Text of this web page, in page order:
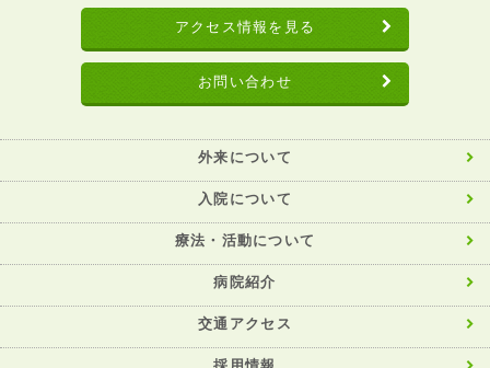
アクセス情報を見る
お問い合わせ
外来について
入院について
療法・活動について
病院紹介
交通アクセス